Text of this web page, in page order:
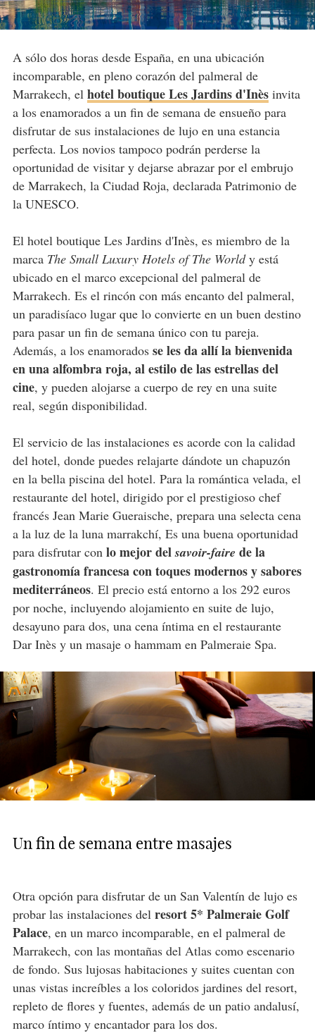
A sólo dos horas desde España, en una ubicación
incomparable, en pleno corazón del palmeral de
Marrakech, el hotel boutique Les Jardins d'Inèsinvita
a los enamorados a un fin de semana de ensueño para
disfrutar de sus instalaciones de lujo en una estancia
perfecta. Los novios tampoco podrán perderse la
oportunidad de visitar y dejarse abrazar por el embrujo
de Marrakech, la Ciudad Roja, declarada Patrimonio de
la UNESCO.
El hotel boutique Les Jardins d'Inès, es miembro de la
marca The Small Luxury Hotels of The Worldy está
ubicado en el marco excepcional del palmeral de
Marrakech. Es el rincón con más encanto del palmeral,
un paradisíaco lugar que lo convierte en un buen destino
para pasar un fin de semana único con tu pareja.
Además, a los enamorados se les da allí la bienvenida
en una alfombra roja, al estilo de las estrellas del
cine, y pueden alojarse a cuerpo de rey en una suite
real, según disponibilidad.
El servicio de las instalaciones es acorde con la calidad
del hotel, donde puedes relajarte dándote un chapuzón
en la bella piscina del hotel. Para la romántica velada, el
restaurante del hotel, dirigido por el prestigioso chef
francés Jean Marie Gueraische, prepara una selecta cena
a la luz de la luna marrakchí, Es una buena oportunidad
para disfrutar con lo mejor delsavoir-faire de la
gastronomía francesa con toques modernos y sabores
mediterráneos. El precio está entorno a los 292 euros
por noche, incluyendo alojamiento en suite de lujo,
desayuno para dos, una cena íntima en el restaurante
Dar Inès y un masaje o hammam en Palmeraie Spa.
Un fin de semana entre masajes
Otra opción para disfrutar de un San Valentín de lujo es
probar las instalaciones del resort 5* Palmeraie Golf
Palace, en un marco incomparable, en el palmeral de
Marrakech, con las montañas del Atlas como escenario
de fondo. Sus lujosas habitaciones y suites cuentan con
unas vistas increíbles a los coloridos jardines del resort,
repleto de flores y fuentes, además de un patio andalusí,
marco íntimo y encantador para los dos.